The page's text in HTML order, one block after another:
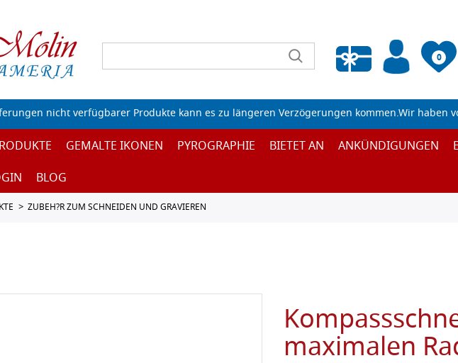
0
Wunschliste leeren
nicht verfügbarer Produkte kann es zu längeren Verzögerungen kommen.Wir haben
GEMALTE IKONEN PYROGRAPHIE BIETET AN ANKÜNDIGUNGEN
BLOG
ZUBEH?R ZUM SCHNEIDEN UND GRAVIEREN
maximalen